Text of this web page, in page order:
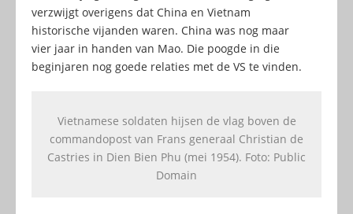
verzwijgt overigens dat China en Vietnam
historische vijanden waren. China was nog maar
vier jaar in handen van Mao. Die poogde in die
beginjaren nog goede relaties met de VS te vinden.
Vietnamese soldaten hijsen de vlag boven de
commandopost van Frans generaal Christian de
Castries in Dien Bien Phu (mei 1954). Foto: Public
Domain